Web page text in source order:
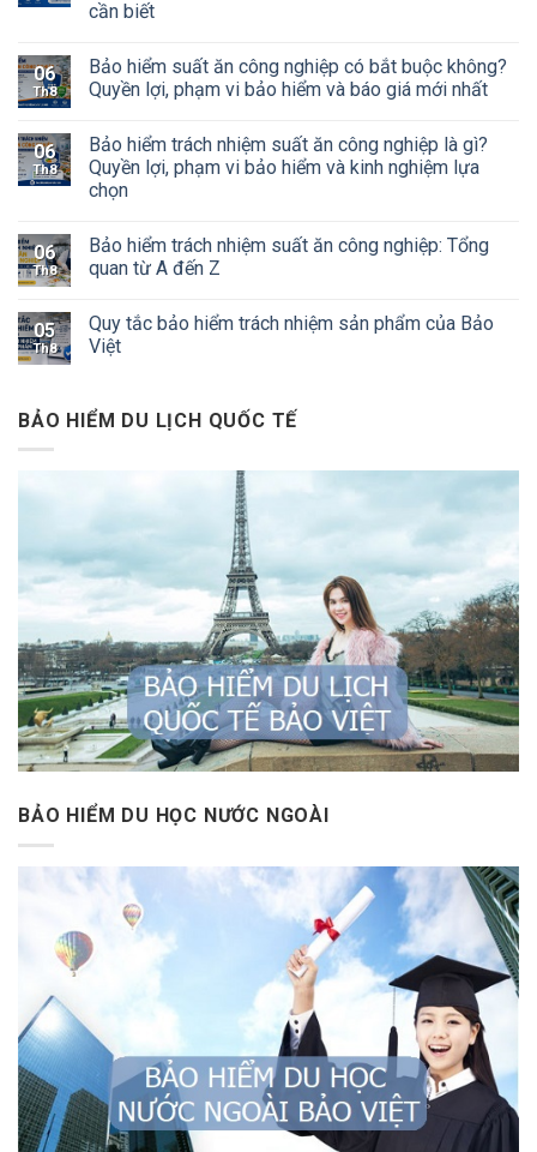
cần biết
06
Th8
Bảo hiểm suất ăn công nghiệp có bắt buộc không?
Quyền lợi, phạm vi bảo hiểm và báo giá mới nhất
06
Th8
Bảo hiểm trách nhiệm suất ăn công nghiệp là gì?
Quyền lợi, phạm vi bảo hiểm và kinh nghiệm lựa
chọn
06
Th8
Bảo hiểm trách nhiệm suất ăn công nghiệp: Tổng
quan từ A đến Z
05
Th8
Quy tắc bảo hiểm trách nhiệm sản phẩm của Bảo
Việt
BẢO HIỂM DU LỊCH QUỐC TẾ
BẢO HIỂM DU HỌC NƯỚC NGOÀI